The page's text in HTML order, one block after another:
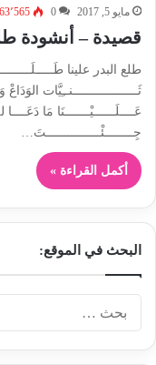
مايو 5, 2017 0
قصيدة – أنشودة
طلع البدر علينا
ثَــــــــــــــــــنــِيَّات
عَــــلَــــــيْـــــــنَا مَا
جِــــــــئْـــــــــــــــتَ…
أكمل القراءة »
البحث في الموقع: